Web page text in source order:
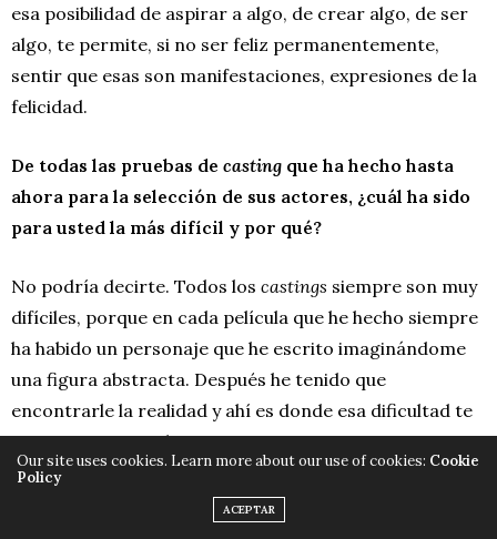
esa posibilidad de aspirar a algo, de crear algo, de ser
algo, te permite, si no ser feliz permanentemente,
sentir que esas son manifestaciones, expresiones de la
felicidad.
De todas las pruebas de casting que ha hecho hasta
ahora para la selección de sus actores, ¿cuál ha sido
para usted la más difícil y por qué?
No podría decirte. Todos los castings siempre son muy
difíciles, porque en cada película que he hecho siempre
ha habido un personaje que he escrito imaginándome
una figura abstracta. Después he tenido que
encontrarle la realidad y ahí es donde esa dificultad te
crea una inquietud.
A mí me gusta muchísimo saber, o comprobar, si en la
Our site uses cookies. Learn more about our use of cookies: Cookie
Policy
ACEPTAR